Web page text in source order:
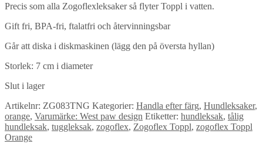
Precis som alla Zogoflexleksaker så flyter Toppl i vatten.
Gift fri, BPA-fri, ftalatfri och återvinningsbar
Går att diska i diskmaskinen (lägg den på översta hyllan)
Storlek: 7 cm i diameter
Slut i lager
Artikelnr: ZG083TNG Kategorier: Handla efter färg, Hundleksaker,
orange, Varumärke: West paw design Etiketter: hundleksak, tålig
hundleksak, tuggleksak, zogoflex, Zogoflex Toppl, zogoflex Toppl
Orange